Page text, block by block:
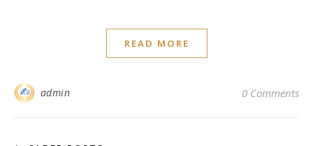
READ MORE
admin 0 Comments